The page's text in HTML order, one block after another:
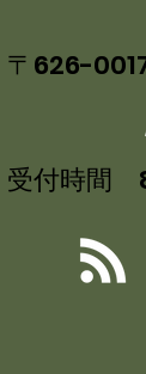
〒626-
受付時間